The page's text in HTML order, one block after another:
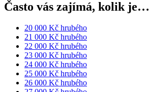
Často vás zajímá, kolik je…
20 000 Kč hrubého
21 000 Kč hrubého
22 000 Kč hrubého
23 000 Kč hrubého
24 000 Kč hrubého
25 000 Kč hrubého
26 000 Kč hrubého